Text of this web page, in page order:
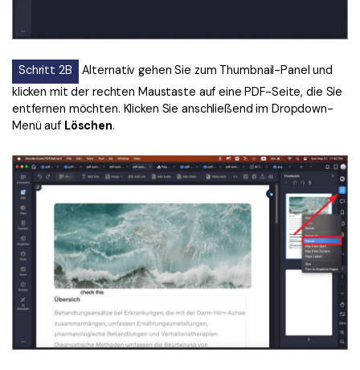
Schritt 2B
Alternativ gehen Sie zum Thumbnail-Panel und
klicken mit der rechten Maustaste auf eine PDF-Seite, die Sie
entfernen möchten. Klicken Sie anschließend im Dropdown-
Menü auf Löschen.